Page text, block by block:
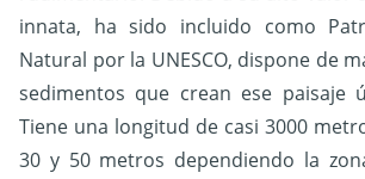
innata, ha sido incluido como
Natural por la UNESCO, dispone de
sedimentos que crean ese paisaje
Tiene una longitud de casi 3000
30 y 50 metros dependiendo la